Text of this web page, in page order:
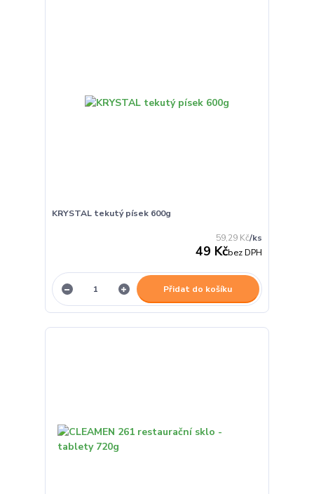
KRYSTAL tekutý písek 600g
59,29 Kč/ks
49 Kčbez DPH
Přidat do košíku